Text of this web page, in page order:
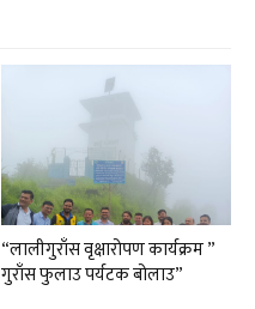
“लालीगुराँस वृक्षारोपण कार्यक्रम ”
गुराँस फुलाउ पर्यटक बोलाउ”